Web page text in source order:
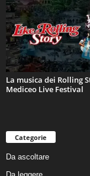
La musica dei Rolling
Mediceo Live Festival
Categorie
Da ascoltare